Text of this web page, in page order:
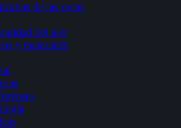
de las rocas
del aire
y materiales